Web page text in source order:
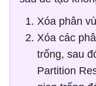
Xóa phân
Xóa các
trống, sau
Partition